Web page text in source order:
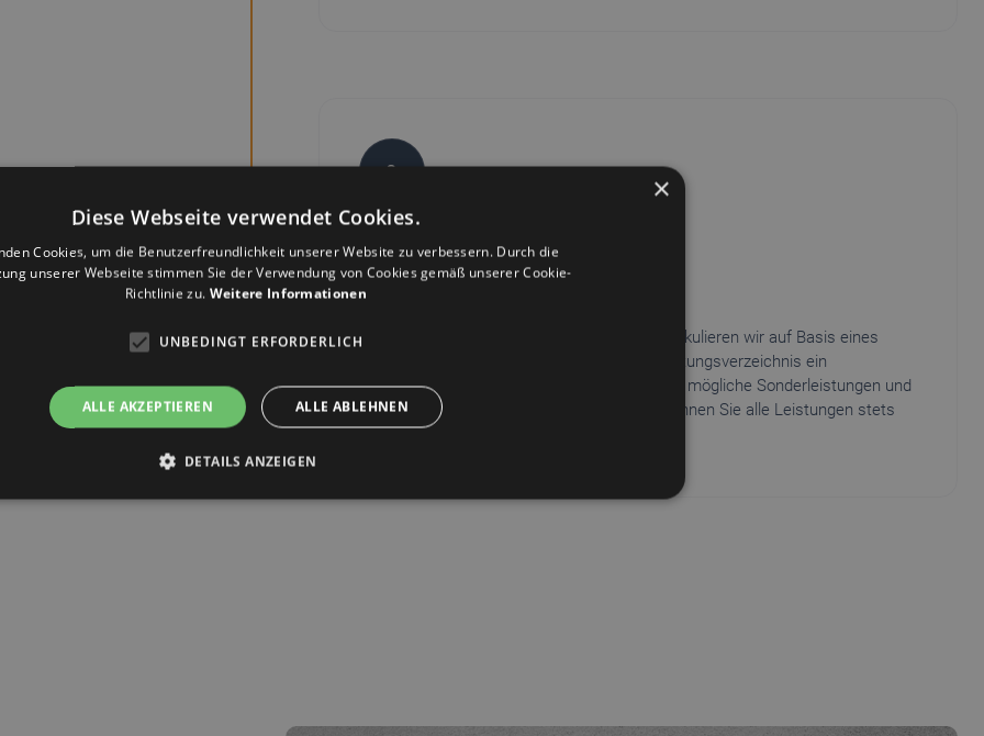
3
Angebotserstellung
Sind alle wichtigen Anforderungen erfasst, kalkulieren wir auf Basis eines
Raumbuches sowie ihrem gewünschten Leistungsverzeichnis ein
unverbindliches Erstangebot, in dem wir auch mögliche Sonderleistungen und
Servicedienstleistungen erfassen. Bei uns können Sie alle Leistungen stets
flexibel anpassen.
×
Diese Webseite verwendet Cookies.
Cookies, um die Benutzerfreundlichkeit unserer Website zu verbessern. Durch die
unserer Webseite stimmen Sie der Verwendung von Cookies gemäß unserer Cookie-
Richtlinie zu. Weitere Informationen
UNBEDINGT ERFORDERLICH
ALLE AKZEPTIEREN ALLE ABLEHNEN
DETAILS ANZEIGEN